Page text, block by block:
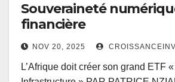
Souveraineté
financière
NOV 20, 2025
L’Afrique doit créer son grand ETF «